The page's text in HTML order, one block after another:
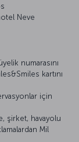
Neve
numarasını
kartını
için
şirket, havayolu
Mil